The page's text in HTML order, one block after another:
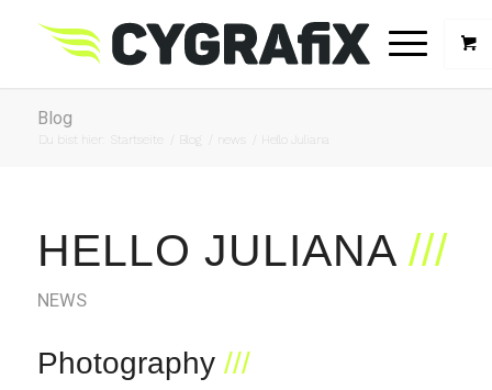
Blog
Du bist hier: Startseite Blog news Hello Juliana
HELLO JULIANA
NEWS
Photography